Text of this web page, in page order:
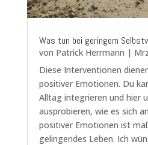
Was tun bei geringem
von Patrick Herrmann |
Diese Interventionen
positiver Emotionen. Du
Alltag integrieren und hier
ausprobieren, wie es sich
positiver Emotionen ist
gelingendes Leben. Ich